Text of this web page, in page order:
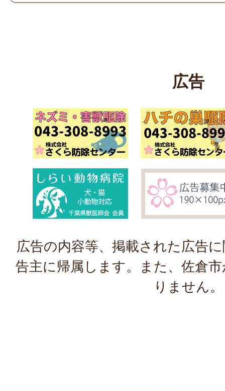
広告
広告の内容等、掲載された広告
告主に帰属します。また、佐倉
りません。